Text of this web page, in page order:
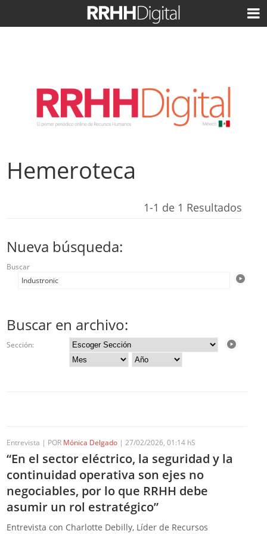
Hemeroteca
1-1 de 1 Resultados
Nueva búsqueda:
Buscar
Buscar en archivo:
Sección:
Entrevista | POR Mónica Delgado | 27/02/2026, 01:14 hS
“En el sector eléctrico, la seguridad y la
continuidad operativa son ejes no
negociables, por lo que RRHH debe
asumir un rol estratégico”
Entrevista con Charlotte Debilly, Líder de Recursos